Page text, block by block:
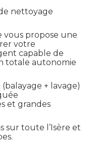
nettoyage
propose une
votre
capable de
totale autonomie
+ lavage)
et grandes
sur toute l’Isère et